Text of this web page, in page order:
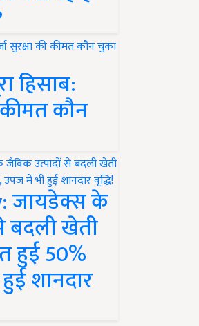
हिसाब:
कौन
जायडेक्स के
बदली खेती
हुई 50%
शानदार